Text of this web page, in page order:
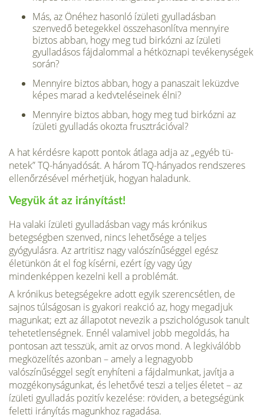
Más, az Önéhez hasonló ízületi gyulladásban
szenvedő betegekkel összehasonlítva mennyire
biztos abban, hogy meg tud birkózni az ízületi
gyulladásos fájdalommal a hétköznapi tevékenységek
során?
Mennyire biztos abban, hogy a panaszait leküzdve
képes marad a kedvteléseinek élni?
Mennyire biztos abban, hogy meg tud birkózni az
ízüle­ti gyulladás okozta frusztrációval?
A hat kérdésre kapott pontok átlaga adja az „egyéb tü­
netek” TQ-hányadósát. A három TQ-hányados rendsze­res
ellenőrzésével mérhetjük, hogyan haladunk.
Vegyük át az irányítást!
Ha valaki ízületi gyulladásban vagy más krónikus
betegségben szenved, nincs lehetősége a teljes
gyógyulásra. Az artritisz nagy valószínűséggel egész
életünkön át el fog kísérni, ezért így vagy úgy
mindenképpen kezelni kell a problémát.
A krónikus betegségekre adott egyik szerencsétlen, de
sajnos túlságosan is gyakori reakció az, hogy megadjuk
magunkat; ezt az állapotot nevezik a pszichológusok tanult
tehetetlenségnek. Ennél valamivel jobb megoldás, ha
pontosan azt tesszük, amit az orvos mond. A legkiválóbb
megközelítés azonban – amely a legnagyobb
valószínűséggel segít enyhíteni a fájdalmunkat, ja­vítja a
mozgékonyságunkat, és lehetővé teszi a teljes életet – az
ízületi gyulladás pozitív kezelése: röviden, a betegségünk
felet­ti irányítás magunkhoz ragadása.